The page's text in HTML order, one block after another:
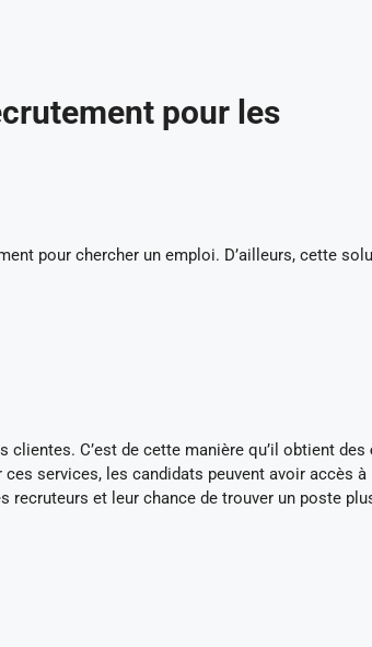
pour les
pour chercher un emploi. D’ailleurs, cette
C’est de cette manière qu’il obtient des
services, les candidats peuvent avoir accès à
recruteurs et leur chance de trouver un poste